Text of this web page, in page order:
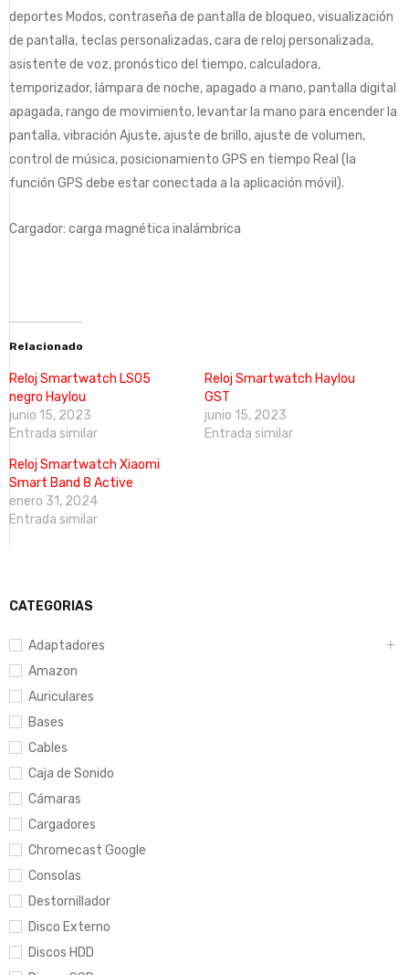
CATEGORIAS
Adaptadores
Amazon
Auriculares
Bases
Cables
Caja de Sonido
Cámaras
Cargadores
Chromecast Google
Consolas
Destornillador
Disco Externo
Discos HDD
deportes Modos, contraseña de pantalla de bloqueo, visualización
de pantalla, teclas personalizadas, cara de reloj personalizada,
asistente de voz, pronóstico del tiempo, calculadora,
temporizador, lámpara de noche, apagado a mano, pantalla digital
apagada, rango de movimiento, levantar la mano para encender la
pantalla, vibración Ajuste, ajuste de brillo, ajuste de volumen,
control de música, posicionamiento GPS en tiempo Real (la
función GPS debe estar conectada a la aplicación móvil).
Cargador: carga magnética inalámbrica
Relacionado
Reloj Smartwatch LS05
negro Haylou
junio 15, 2023
Entrada similar
Reloj Smartwatch Haylou
GST
junio 15, 2023
Entrada similar
Reloj Smartwatch Xiaomi
Smart Band 8 Active
enero 31, 2024
Entrada similar